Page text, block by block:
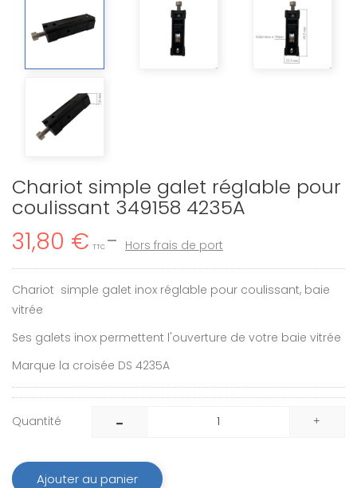
Chariot simple galet réglable pour
coulissant 349158 4235A
31,80 € TTC Hors frais de port
Chariot simple galet inox réglable pour coulissant, baie
vitrée
Ses galets inox permettent l'ouverture de votre baie vitrée
Marque la croisée DS 4235A
Quantité
Ajouter au panier